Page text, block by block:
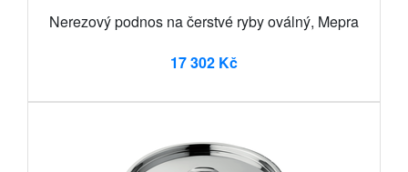
Nerezový podnos na čerstvé ryby oválný, Mepra
17 302 Kč